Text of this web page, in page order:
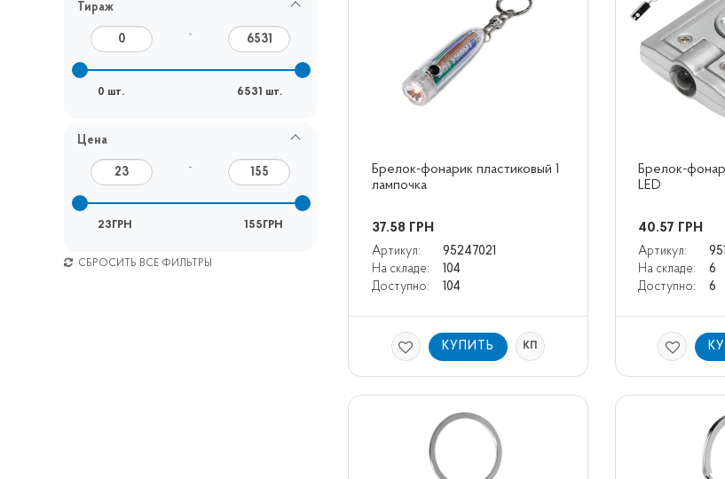
Тираж
–
0 шт. 6531 шт.
Цена
–
23ГРН 155ГРН
СБРОСИТЬ ВСЕ ФИЛЬТРЫ
Брелок-фонарик пластиковый 1
лампочка
37.58 ГРН
Артикул:
95247021
На складе:
104
Доступно:
104
КУПИТЬ КП
Брелок-
LED
40.57 ГРН
Артикул:
На складе:
6
Доступно:
6